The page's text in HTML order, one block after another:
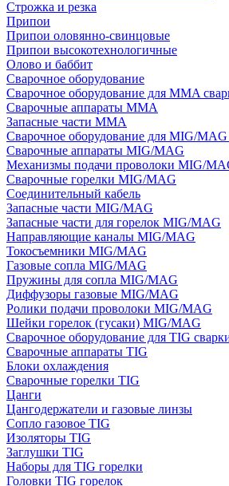
Строжка и резка
Припои
Припои оловянно-свинцовые
Припои высокотехнологичные
Олово и баббит
Сварочное оборудование
Сварочное оборудование для MMA
Сварочные аппараты MMA
Запасные части MMA
Сварочное оборудование для MIG/MAG
Сварочные аппараты MIG/MAG
Механизмы подачи проволоки MIG/
Сварочные горелки MIG/MAG
Соединительный кабель
Запасные части MIG/MAG
Запасные части для горелок MIG/MAG
Направляющие каналы MIG/MAG
Токосъемники MIG/MAG
Газовые сопла MIG/MAG
Пружины для сопла MIG/MAG
Диффузоры газовые MIG/MAG
Ролики подачи проволоки MIG/MAG
Шейки горелок (гусаки) MIG/MAG
Сварочное оборудование для TIG
Сварочные аппараты TIG
Блоки охлаждения
Сварочные горелки TIG
Цанги
Цангодержатели и газовые линзы
Сопло газовое TIG
Изоляторы TIG
Заглушки TIG
Наборы для TIG горелки
Головки TIG горелок